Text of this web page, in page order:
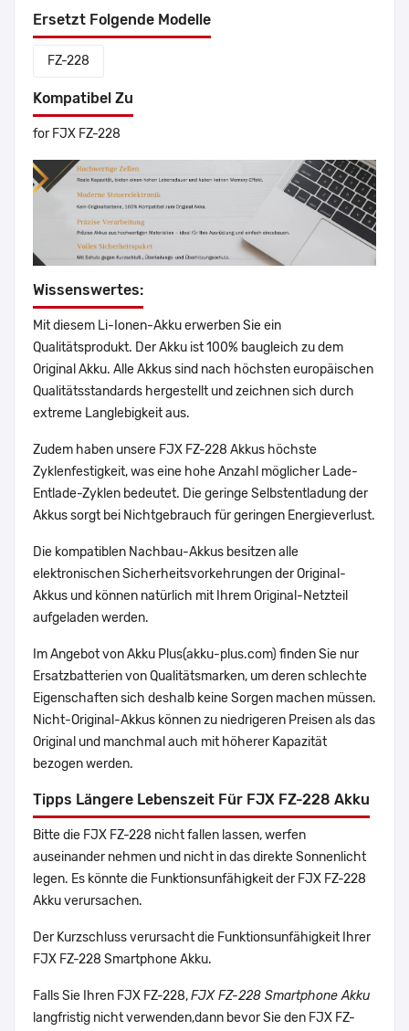
Ersetzt Folgende Modelle
FZ-228
Kompatibel Zu
for FJX FZ-228
Wissenswertes:
Mit diesem Li-Ionen-Akku erwerben Sie ein
Qualitätsprodukt. Der Akku ist 100% baugleich zu dem
Original Akku. Alle Akkus sind nach höchsten europäischen
Qualitätsstandards hergestellt und zeichnen sich durch
extreme Langlebigkeit aus.
Zudem haben unsere FJX FZ-228 Akkus höchste
Zyklenfestigkeit, was eine hohe Anzahl möglicher Lade-
Entlade-Zyklen bedeutet. Die geringe Selbstentladung der
Akkus sorgt bei Nichtgebrauch für geringen Energieverlust.
Die kompatiblen Nachbau-Akkus besitzen alle
elektronischen Sicherheitsvorkehrungen der Original-
Akkus und können natürlich mit Ihrem Original-Netzteil
aufgeladen werden.
Im Angebot von Akku Plus(akku-plus.com) finden Sie nur
Ersatzbatterien von Qualitätsmarken, um deren schlechte
Eigenschaften sich deshalb keine Sorgen machen müssen.
Nicht-Original-Akkus können zu niedrigeren Preisen als das
Original und manchmal auch mit höherer Kapazität
bezogen werden.
Tipps Längere Lebenszeit Für FJX FZ-228 Akku
Bitte die FJX FZ-228 nicht fallen lassen, werfen
auseinander nehmen und nicht in das direkte Sonnenlicht
legen. Es könnte die Funktionsunfähigkeit der FJX FZ-228
Akku verursachen.
Der Kurzschluss verursacht die Funktionsunfähigkeit Ihrer
FJX FZ-228 Smartphone Akku.
Falls Sie Ihren FJX FZ-228,FJX FZ-228 Smartphone Akku
langfristig nicht verwenden,dann bevor Sie den FJX FZ-